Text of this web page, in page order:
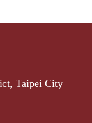
Taipei City